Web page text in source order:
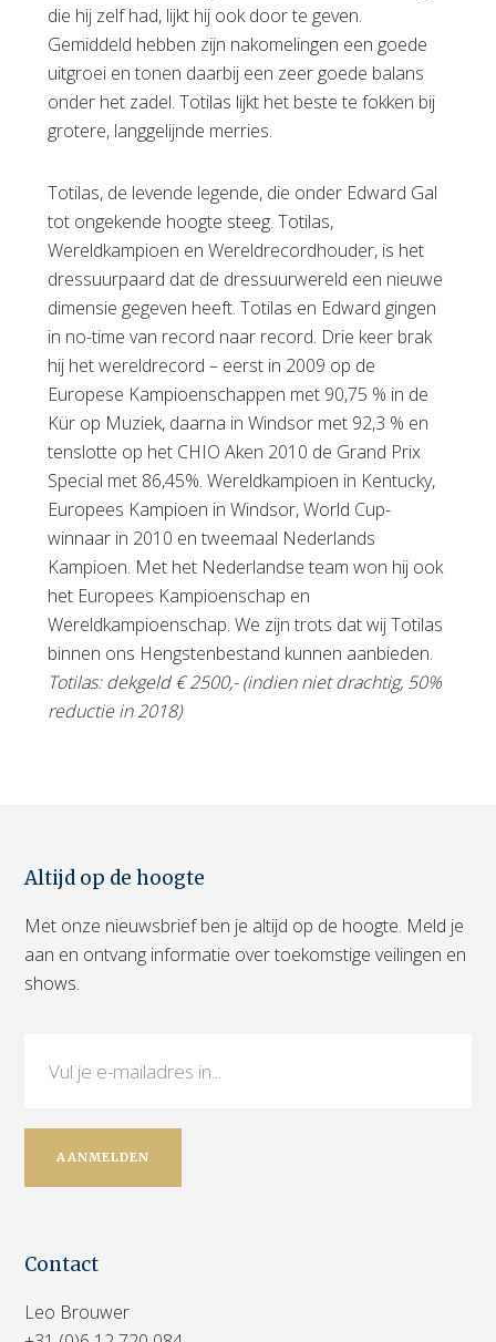
die hij zelf had, lijkt hij ook door te geven.
Gemiddeld hebben zijn nakomelingen een goede
uitgroei en tonen daarbij een zeer goede balans
onder het zadel. Totilas lijkt het beste te fokken bij
grotere, langgelijnde merries.
Totilas, de levende legende, die onder Edward Gal
tot ongekende hoogte steeg. Totilas,
Wereldkampioen en Wereldrecordhouder, is het
dressuurpaard dat de dressuurwereld een nieuwe
dimensie gegeven heeft. Totilas en Edward gingen
in no-time van record naar record. Drie keer brak
hij het wereldrecord – eerst in 2009 op de
Europese Kampioenschappen met 90,75 % in de
Kür op Muziek, daarna in Windsor met 92,3 % en
tenslotte op het CHIO Aken 2010 de Grand Prix
Special met 86,45%. Wereldkampioen in Kentucky,
Europees Kampioen in Windsor, World Cup-
winnaar in 2010 en tweemaal Nederlands
Kampioen. Met het Nederlandse team won hij ook
het Europees Kampioenschap en
Wereldkampioenschap. We zijn trots dat wij Totilas
binnen ons Hengstenbestand kunnen aanbieden.
Totilas: dekgeld € 2500,- (indien niet drachtig, 50%
reductie in 2018)
Altijd op de hoogte
Met onze nieuwsbrief ben je altijd op de hoogte. Meld je
aan en ontvang informatie over toekomstige veilingen en
shows.
Contact
Leo Brouwer